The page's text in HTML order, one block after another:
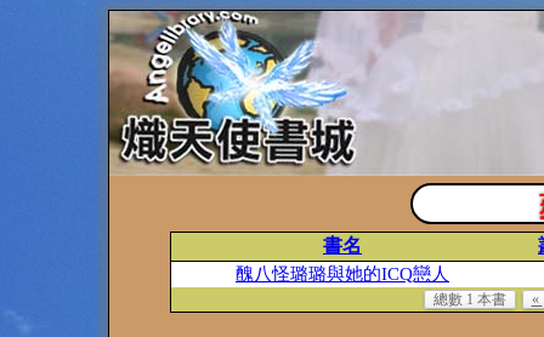
書名
醜八怪璐璐與她的ICQ戀人
總數 1 本書 «